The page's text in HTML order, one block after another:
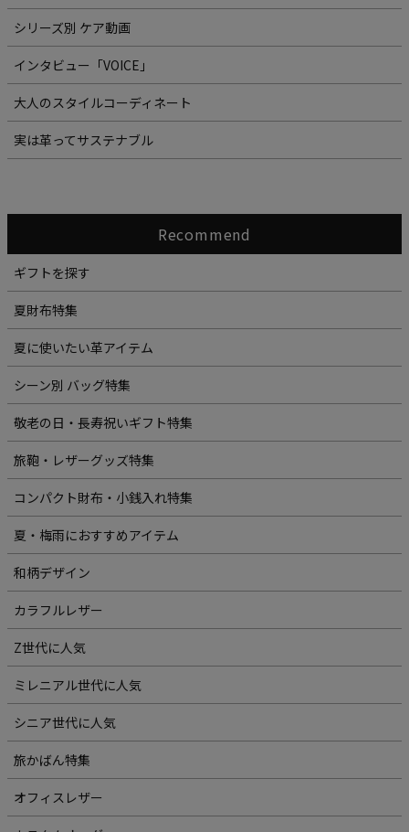
シリーズ別 ケア動画
インタビュー「VOICE」
大人のスタイルコーディネート
実は革ってサステナブル
Recommend
ギフトを探す
夏財布特集
夏に使いたい革アイテム
シーン別 バッグ特集
敬老の日・長寿祝いギフト特集
旅鞄・レザーグッズ特集
コンパクト財布・小銭入れ特集
夏・梅雨におすすめアイテム
和柄デザイン
カラフルレザー
Z世代に人気
ミレニアル世代に人気
シニア世代に人気
旅かばん特集
オフィスレザー